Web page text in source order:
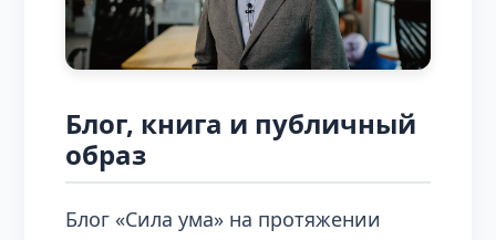
Блог, книга и публичный
образ
Блог «Сила ума» на протяжении